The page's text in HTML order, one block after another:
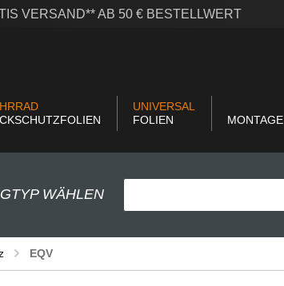
VERSAND** AB 50 € BESTELLWERT
UNIVERSAL
FOLIEN
MONTAGE
WÄHLEN
EQV